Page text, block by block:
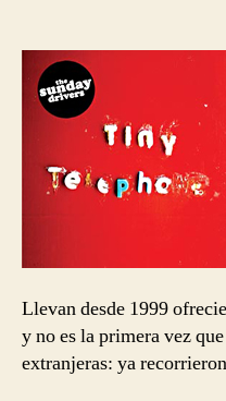
Llevan desde 1999
y no es la primera vez
extranjeras: ya